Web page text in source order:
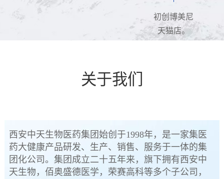
初创博美尼
天猫店。
关于我们
西安中天生物医药集团始创于1998年，是一家集医
药大健康产品研发、生产、销售、服务于一体的集
团化公司。集团成立二十五年来，旗下拥有西安中
天生物，佰奥盛德医学，荣赛高科等多个子公司，